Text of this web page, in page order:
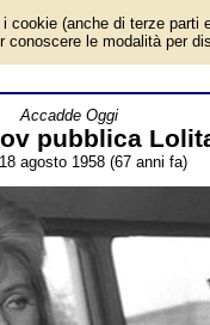
per la rubrica 'Accadde
esce negli Stati
Accadde Oggi
pubblica
agosto 1958 (67 anni fa)
cookie (anche di terze parti
conoscere le modalità per